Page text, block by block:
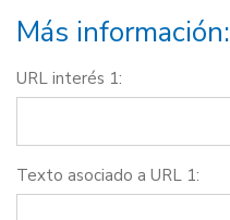
Más información:
URL interés 1:
Texto asociado a URL 1: